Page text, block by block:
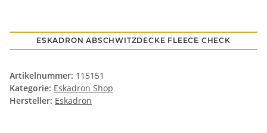
ESKADRON ABSCHWITZDECKE FLEECE CHECK
Artikelnummer: 115151
Kategorie: Eskadron Shop
Hersteller: Eskadron